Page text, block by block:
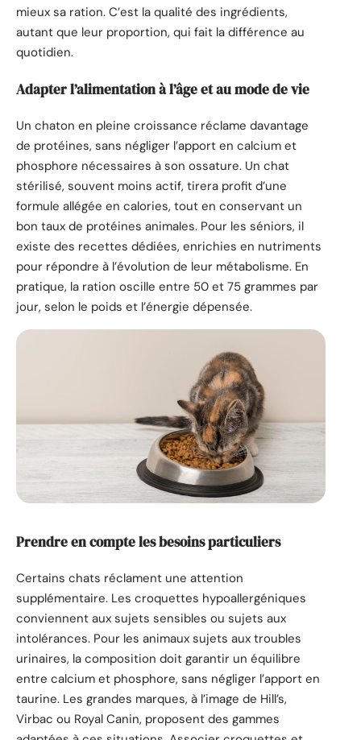
mieux sa ration. C’est la qualité des ingrédients,
autant que leur proportion, qui fait la différence au
quotidien.
Adapter l’alimentation à l’âge et au mode de vie
Un chaton en pleine croissance réclame davantage
de protéines, sans négliger l’apport en calcium et
phosphore nécessaires à son ossature. Un chat
stérilisé, souvent moins actif, tirera profit d’une
formule allégée en calories, tout en conservant un
bon taux de protéines animales. Pour les séniors, il
existe des recettes dédiées, enrichies en nutriments
pour répondre à l’évolution de leur métabolisme. En
pratique, la ration oscille entre 50 et 75 grammes par
jour, selon le poids et l’énergie dépensée.
Prendre en compte les besoins particuliers
Certains chats réclament une attention
supplémentaire. Les croquettes hypoallergéniques
conviennent aux sujets sensibles ou sujets aux
intolérances. Pour les animaux sujets aux troubles
urinaires, la composition doit garantir un équilibre
entre calcium et phosphore, sans négliger l’apport en
taurine. Les grandes marques, à l’image de Hill’s,
Virbac ou Royal Canin, proposent des gammes